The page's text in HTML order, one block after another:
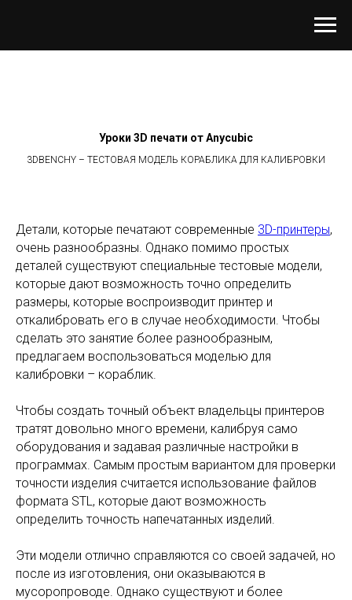
Уроки 3D печати от Anycubic
3DBENCHY – ТЕСТОВАЯ МОДЕЛЬ КОРАБЛИКА ДЛЯ КАЛИБРОВКИ
Детали, которые печатают современные 3D-принтеры,
очень разнообразны. Однако помимо простых
деталей существуют специальные тестовые модели,
которые дают возможность точно определить
размеры, которые воспроизводит принтер и
откалибровать его в случае необходимости. Чтобы
сделать это занятие более разнообразным,
предлагаем воспользоваться моделью для
калибровки – кораблик.
Чтобы создать точный объект владельцы принтеров
тратят довольно много времени, калибруя само
оборудования и задавая различные настройки в
программах. Самым простым вариантом для проверки
точности изделия считается использование файлов
формата STL, которые дают возможность
определить точность напечатанных изделий.
Эти модели отлично справляются со своей задачей, но
после из изготовления, они оказываются в
мусоропроводе. Однако существуют и более